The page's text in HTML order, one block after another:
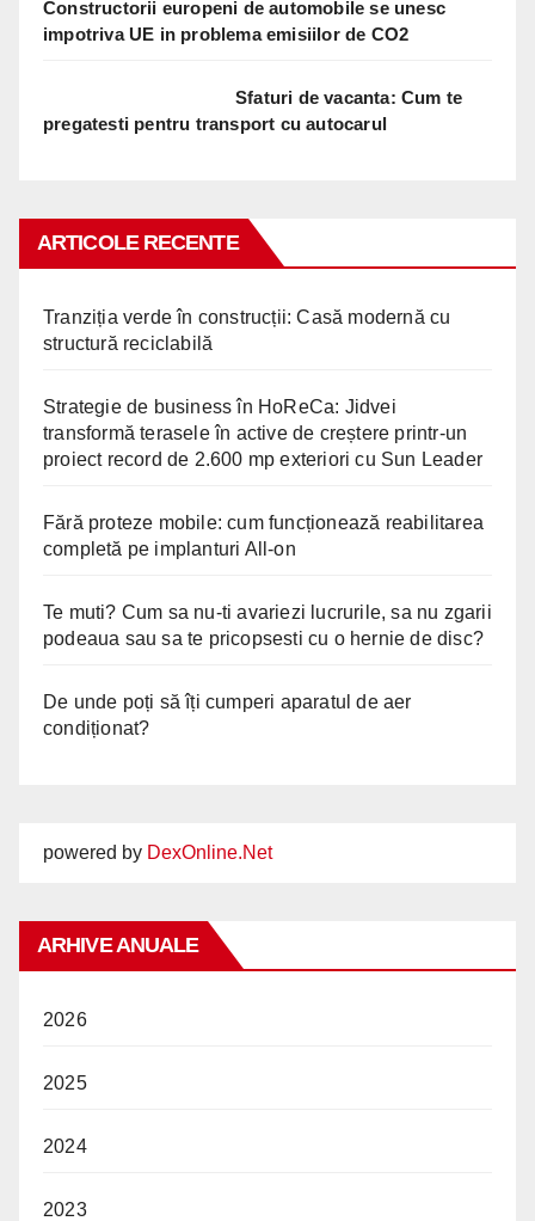
Constructorii europeni de automobile se unesc
impotriva UE in problema emisiilor de CO2
Sfaturi de vacanta: Cum te
pregatesti pentru transport cu autocarul
ARTICOLE RECENTE
Tranziția verde în construcții: Casă modernă cu
structură reciclabilă
Strategie de business în HoReCa: Jidvei
transformă terasele în active de creștere printr-un
proiect record de 2.600 mp exteriori cu Sun Leader
Fără proteze mobile: cum funcționează reabilitarea
completă pe implanturi All-on
Te muti? Cum sa nu-ti avariezi lucrurile, sa nu zgarii
podeaua sau sa te pricopsesti cu o hernie de disc?
De unde poți să îți cumperi aparatul de aer
condiționat?
powered by DexOnline.Net
ARHIVE ANUALE
2026
2025
2024
2023